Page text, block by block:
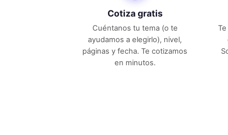
Cotiza gratis
Cuéntanos tu tema (o te
ayudamos a elegirlo), nivel,
páginas y fecha. Te cotizamos
en minutos.